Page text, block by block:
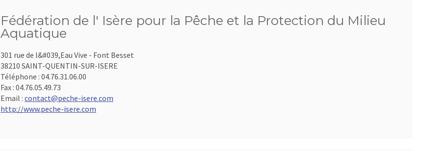
Fédération de l' Isère pour la Pêche et la Protection du Milieu
Aquatique
301 rue de l&#039,Eau Vive - Font Besset
38210 SAINT-QUENTIN-SUR-ISERE
Téléphone : 04.76.31.06.00
Fax : 04.76.05.49.73
Email : contact@peche-isere.com
http://www.peche-isere.com